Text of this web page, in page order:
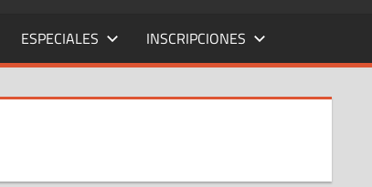
ESPECIALES INSCRIPCIONES